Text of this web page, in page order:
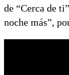
de “Cerca de
noche más”,